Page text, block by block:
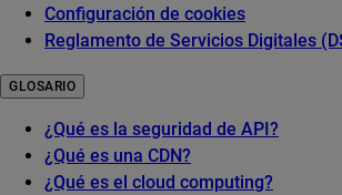
Configuración de cookies
Reglamento de Servicios Digitales
GLOSARIO
¿Qué es la seguridad de API?
¿Qué es una CDN?
¿Qué es el cloud computing?